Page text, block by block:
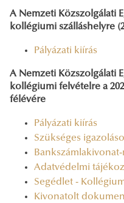
A Nemzeti Közszolgálati
kollégiumi szálláshelyre
Pályázati kiírás
A Nemzeti Közszolgálati
kollégiumi felvételre a
félévére
Pályázati kiírás
Szükséges
Adatvédelmi
Segédlet -
Kivonatolt